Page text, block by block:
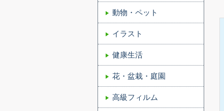
動物・ペット
イラスト
健康生活
花・盆栽・庭園
高級フィルム